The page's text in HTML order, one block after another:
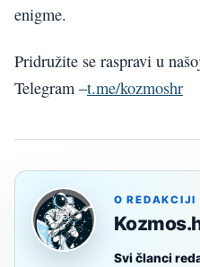
enigme.
Pridružite se raspravi u
Telegram –t.me/kozmoshr
O REDAKCIJI
Svi članci